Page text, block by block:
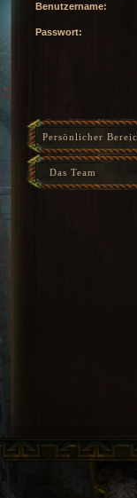
Benutzername:
Passwort:
Persönlicher
Das Team